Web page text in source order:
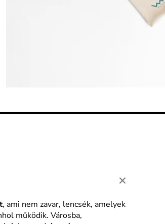
, ami nem zavar, lencsék, amelyek
működik. Városba,